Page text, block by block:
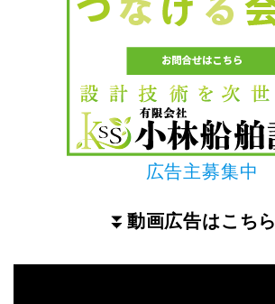
広告主募集中
⏬ 動画広告はこちら